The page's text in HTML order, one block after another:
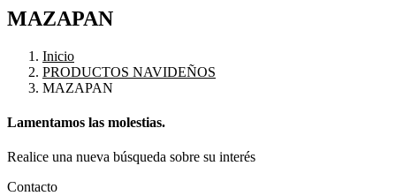
MAZAPAN
Inicio
PRODUCTOS NAVIDEÑOS
MAZAPAN
Lamentamos las molestias.
Realice una nueva búsqueda sobre su interés
Contacto